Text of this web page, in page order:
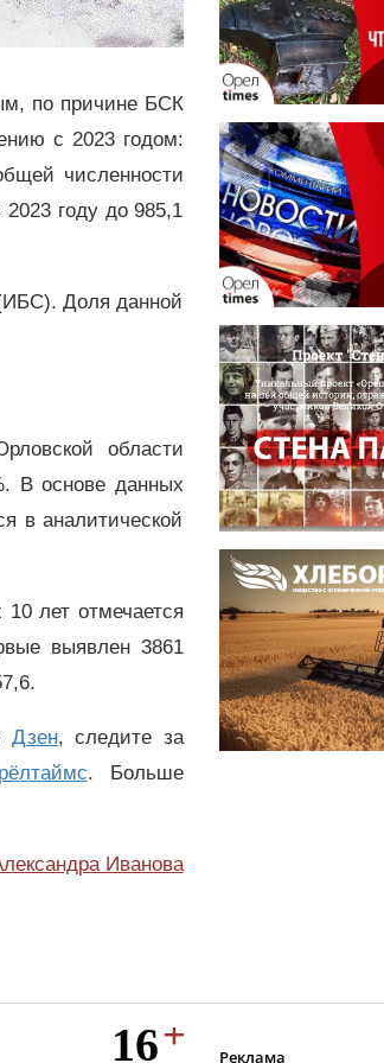
по причине БСК
с 2023 годом:
численности
2023 году до 985,1
Доля данной
области
В основе данных
в аналитической
лет отмечается
выявлен 3861
Дзен, следите за
. Больше
Иванова
Реклама